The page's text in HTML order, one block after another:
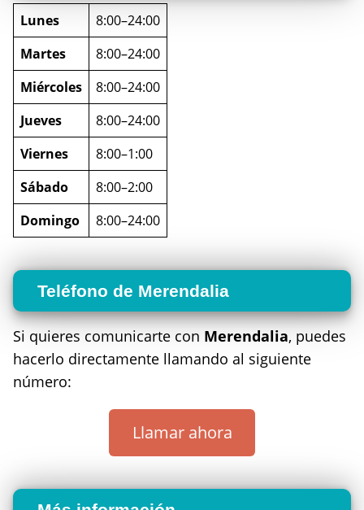
Lunes
8:00–24:00
Martes
8:00–24:00
Miércoles
8:00–24:00
Jueves
8:00–24:00
Viernes
8:00–1:00
Sábado
8:00–2:00
Domingo
8:00–24:00
Teléfono de Merendalia
Si quieres comunicarte con Merendalia, puedes
hacerlo directamente llamando al siguiente
número:
Llamar ahora